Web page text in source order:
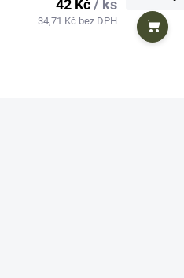
42 Kč/ ks
34,71 Kč bez DPH
Do